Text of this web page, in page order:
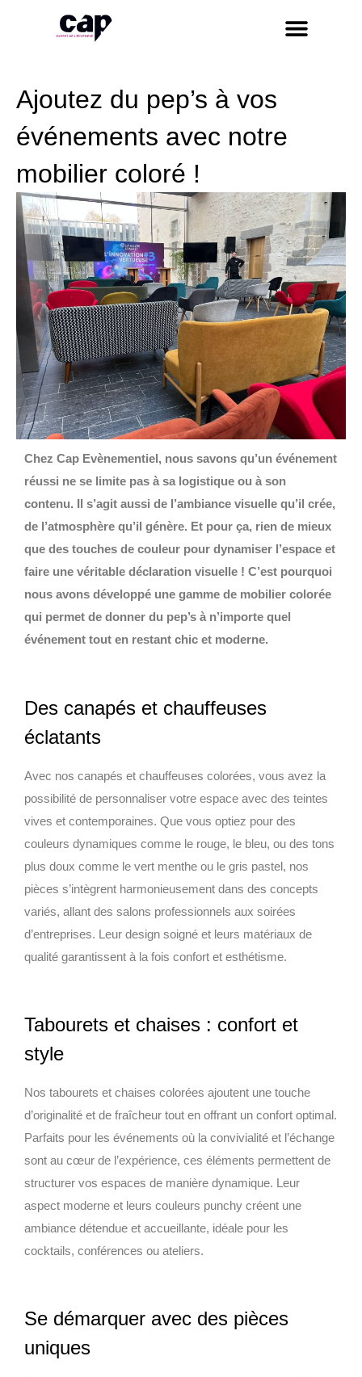
Ajoutez du pep’s à vos
événements avec notre
mobilier coloré !
Chez Cap Evènementiel, nous savons qu’un événement
réussi ne se limite pas à sa logistique ou à son
contenu. Il s’agit aussi de l’ambiance visuelle qu’il crée,
de l’atmosphère qu’il génère. Et pour ça, rien de mieux
que des touches de couleur pour dynamiser l’espace et
faire une véritable déclaration visuelle ! C’est pourquoi
nous avons développé une gamme de mobilier colorée
qui permet de donner du pep’s à n’importe quel
événement tout en restant chic et moderne.
Des canapés et chauffeuses
éclatants
Avec nos canapés et chauffeuses colorées, vous avez la
possibilité de personnaliser votre espace avec des teintes
vives et contemporaines. Que vous optiez pour des
couleurs dynamiques comme le rouge, le bleu, ou des tons
plus doux comme le vert menthe ou le gris pastel, nos
pièces s’intègrent harmonieusement dans des concepts
variés, allant des salons professionnels aux soirées
d’entreprises. Leur design soigné et leurs matériaux de
qualité garantissent à la fois confort et esthétisme.
Tabourets et chaises : confort et
style
Nos tabourets et chaises colorées ajoutent une touche
d’originalité et de fraîcheur tout en offrant un confort optimal.
Parfaits pour les événements où la convivialité et l’échange
sont au cœur de l’expérience, ces éléments permettent de
structurer vos espaces de manière dynamique. Leur
aspect moderne et leurs couleurs punchy créent une
ambiance détendue et accueillante, idéale pour les
cocktails, conférences ou ateliers.
Se démarquer avec des pièces
uniques